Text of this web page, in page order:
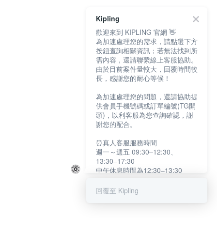
Kipling
歡迎來到 KIPLING 官網 👋
為加速處理您的需求，請點選下方
按鈕查詢相關資訊；若無法找到所
需內容，還請聯繫線上客服協助。
由於目前案件量較大，回覆時間較
長，感謝您的耐心等候！
為加速處理您的問題，還請協助提
供會員手機號碼或訂單編號(TG開
頭)，以利客服為您查詢確認，謝
謝您的配合。
⏰真人客服服務時間
週一～週五 09:30–12:30、
13:30–17:30
中午休息時間為12:30–13:30
提醒您：系統會自動已讀訊息，如
回覆至 Kipling